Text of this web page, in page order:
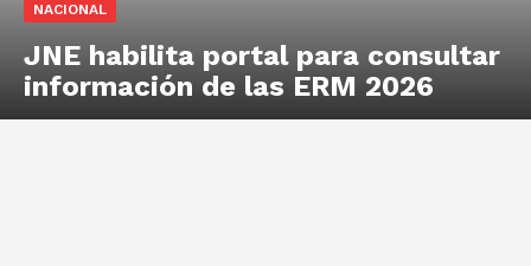
NACIONAL
JNE habilita portal para consultar
información de las ERM 2026